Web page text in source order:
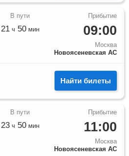
09:00
Москва
Новоясеневская АС
21ч 50мин
Найти билеты
11:00
Москва
Новоясеневская АС
23ч 50мин